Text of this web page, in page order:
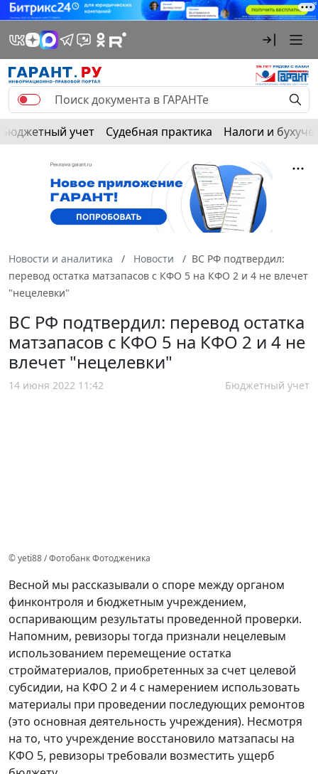
Бюджетный учет Судебная практика Налоги и
Новости и аналитика Новости
ВС РФ подтвердил:
перевод остатка матзапасов с КФО 5 на КФО 2 и 4 не влечет
"нецелевки"
ВС РФ подтвердил: перевод остатка
матзапасов с КФО 5 на КФО 2 и 4 не
влечет "нецелевки"
14 июня 2022 11:42 Бюджетный учет
© yeti88 / Фотобанк Фотодженика
Весной мы рассказывали о споре между органом
финконтроля и бюджетным учреждением,
оспаривающим результаты проведенной проверки.
Напомним, ревизоры тогда признали нецелевым
использованием перемещение остатка
стройматериалов, приобретенных за счет целевой
субсидии, на КФО 2 и 4 с намерением использовать
материалы при проведении последующих ремонтов
(это основная деятельность учреждения). Несмотря
на то, что учреждение восстановило матзапасы на
КФО 5, ревизоры требовали возместить ущерб